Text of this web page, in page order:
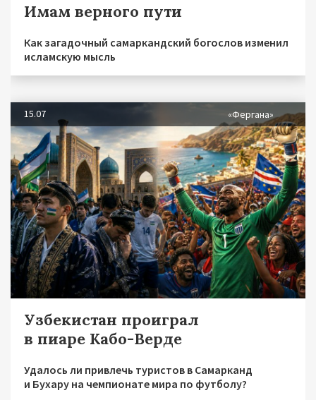
Имам верного пути
Как загадочный самаркандский богослов изменил
исламскую мысль
15.07 «Фергана»
Узбекистан проиграл
в пиаре Кабо-Верде
Удалось ли привлечь туристов в Самарканд
и Бухару на чемпионате мира по футболу?